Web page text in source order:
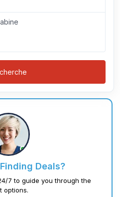
Deals?
7 to guide you through the
options.